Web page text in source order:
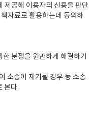
제공해 이용자의 신용을 판단
자료로 활용하는데 동의하
분쟁을 원만하게 해결하기
소송이 제기될 경우 동 소송
본다.